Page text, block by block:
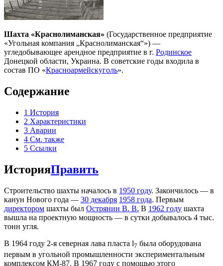
Шахта «Краснолиманская» (Государственное предприятие
«Угольная компания „Краснолиманская“») —
угледобывающее арендное предприятие в г. Родинское
Донецкой области, Украина. В советские годы входила в
состав ПО «Красноармейскуголь».
Содержание
1 История
2 Характеристики
3 Аварии
4 См. также
5 Ссылки
ИсторияПравить
Строительство шахты началось в 1950 году. Закончилось — в
канун Нового года — 30 декабря 1958 года. Первым
директором шахты был Острянин В. В. В 1962 году шахта
вышла на проектную мощность — в сутки добывалось 4 тыс.
тонн угля.
В 1964 году 2-я северная лава пласта l7 была оборудована
первым в угольной промышленности экспериментальным
комплексом КМ-87. В 1967 году с помощью этого